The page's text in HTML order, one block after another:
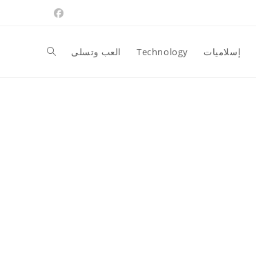
إسلاميات Technology العب وتسلى Toggle